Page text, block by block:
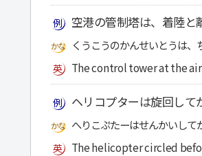
空港の管制塔は、着陸と
くうこうのかんせいとうは、
The control tower at the
ヘリコプターは旋回して
へりこぷたーはせんかいして
The helicopter circled